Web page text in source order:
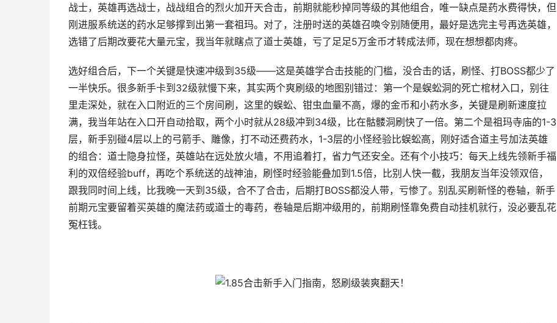
战士，英雄再选战士，战战组合的烈火加开天合击，前期就能秒掉同等级的其他组合，唯一缺点是药水费得快，但
刚进服系统送的药水足够撑到出第一套祖玛。对了，注册时送的英雄召唤令别随便用，最好是选完主号再选英雄，
选错了后期改要花大量元宝，我当年就瞎点了道士英雄，亏了足足5万金币才转成法师，现在想想都肉疼。
选好组合后，下一个关键是快速冲级到35级——这是英雄学合击技能的门槛，没合击的话，刷怪、打BOSS都少了
一半快乐。很多新手卡到32级就慢下来，其实两个爽刷级的地图别错过：第一个是蜈蚣洞的死亡棺材入口，别往
里走深处，就在入口附近的三个房间刷，这里的蜈蚣、钳虫血量不高，爆的金币和小药水多，关键是刷新速度拉
满，我当年站在入口开自动拾取，两个小时就从28级冲到34级，比在骷髅洞刷快了一倍。第二个是祖玛寺庙的1-3
层，新手别碰4层以上的弓箭手、雕像，打不动还费药水，1-3层的小怪经验比蜈蚣高，刚好适合道主号加法英雄
的组合：道士隐身拉怪，英雄站在远处放火墙，不用追着打，省力气还安全。还有个小技巧：每天上线先领新手福
利的双倍经验buff，再吃个系统送的战神油，刷怪时经验能叠加到1.5倍，比别人快一截，我朋友当年没领双倍，
跟我同时间上线，比我晚一天到35级，合不了合击，后期打BOSS都没人带，亏惨了。别乱买刷新怪的卷轴，新手
前期元宝要留着买英雄的魔法药或道士的毒药，卷轴是后期冲级用的，前期刷怪靠免费自动挂机就行，没必要乱花
冤枉钱。